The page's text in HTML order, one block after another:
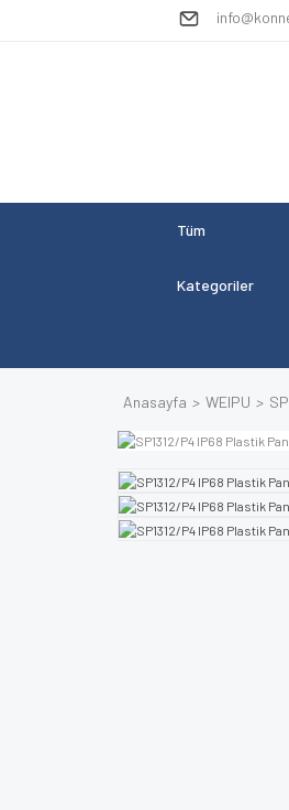
Tüm
Kategoriler
Anasayfa WEIPU